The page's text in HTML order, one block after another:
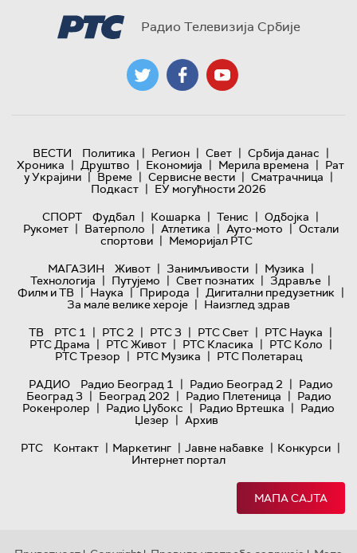
Радио Телевизија Србије
ВЕСТИ Политика | Регион | Свет | Србија данас |
Хроника | Друштво | Економија | Мерила времена | Рат
у Украјини | Време | Сервисне вести | Сматрачница |
Подкаст | ЕУ могућности 2026
СПОРТ
Фудбал | Кошарка | Тенис | Одбојка |
Рукомет | Ватерполо | Атлетика | Ауто-мото | Остали
спортови | Меморијал РТС
МАГАЗИН
Живот | Занимљивости | Музика |
Технологијa | Путујемо | Свет познатих | Здравље |
Филм и ТВ | Наука | Природа | Дигитални предузетник |
За мале велике хероје | Наизглед здрав
ТВ
РТС 1 | РТС 2 | РТС 3 | РТС Свет | РТС Наука |
РТС Драма | РТС Живот | РТС Класика | РТС Коло |
РТС Трезор | РТС Музика | РТС Полетарац
РАДИО
Радио Београд 1 | Радио Београд 2 | Радио
Београд 3 | Београд 202 | Радио Плетеница | Радио
Рокенролер | Радио Џубокс | Радио Вртешка | Радио
Џезер | Архив
РТС
Контакт | Маркетинг | Јавне набавке | Конкурси |
Интернет портал
МАПА САЈТА